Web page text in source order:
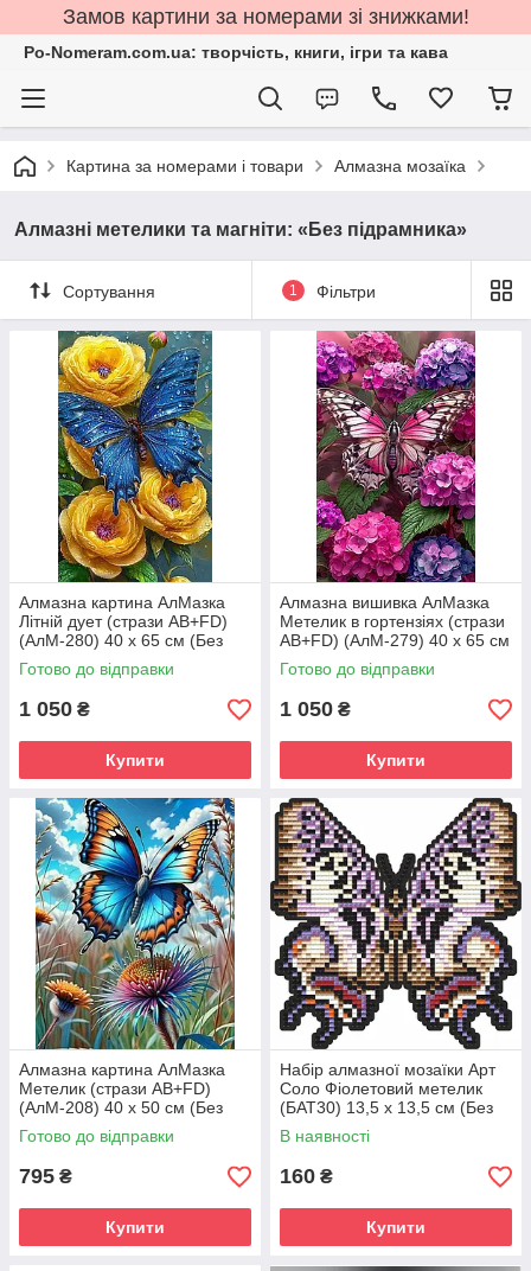
Замов картини за номерами зі знижками!
Po-Nomeram.com.ua: творчість, книги, ігри та кава
Картина за номерами і товари Алмазна мозаїка
Алмазні метелики та магніти: «Без підрамника»
Сортування 1 Фільтри
Алмазна картина АлМазка
Літній дует (стрази AB+FD)
(АлМ-280) 40 х 65 см (Без
підрамника)
Готово до відправки
1 050 ₴
Купити
Алмазна вишивка АлМазка
Метелик в гортензіях (стрази
AB+FD) (АлМ-279) 40 х 65 см
(Без підрамника)
Готово до відправки
1 050 ₴
Купити
Алмазна картина АлМазка
Метелик (стрази AB+FD)
(АлМ-208) 40 х 50 см (Без
підрамника)
Готово до відправки
795 ₴
Купити
Набір алмазної мозаїки Арт
Соло Фіолетовий метелик
(БАТ30) 13,5 х 13,5 см (Без
підрамника)
В наявності
160 ₴
Купити